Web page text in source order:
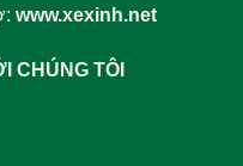
Nấm ngoài da nổi mề đay
Nứt kẽ hậu môn
www.xexinh.net
CHÚNG TÔI